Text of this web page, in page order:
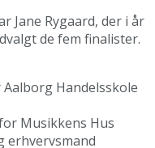
Jane Rygaard, der i år
de fem finalister.
Handelsskole
Musikkens Hus
erhvervsmand